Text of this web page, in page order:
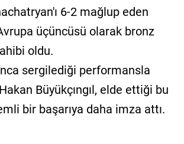
6-2 mağlup eden
üçüncüsü olarak bronz
oldu.
sergilediği performansla
Büyükçıngıl, elde ettiği bu
bir başarıya daha imza attı.